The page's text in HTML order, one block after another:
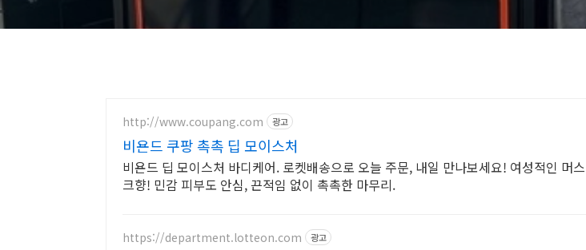
http://www.coupang.com 광고
비욘드 쿠팡 촉촉 딥 모이스처
비욘드 딥 모이스처 바디케어. 로켓배송으로 오늘 주문, 내일 만나보세요! 여성적인 머스
크향! 민감 피부도 안심, 끈적임 없이 촉촉한 마무리.
https://department.lotteon.com 광고